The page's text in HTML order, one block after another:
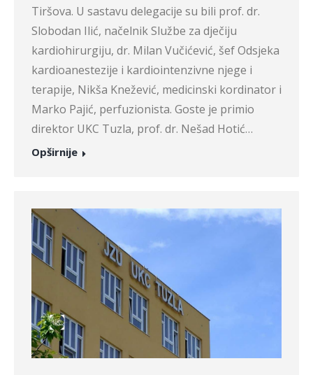
Tiršova. U sastavu delegacije su bili prof. dr.
Slobodan Ilić, načelnik Službe za dječiju
kardiohirurgiju, dr. Milan Vučićević, šef Odsjeka
kardioanestezije i kardiointenzivne njege i
terapije, Nikša Knežević, medicinski kordinator i
Marko Pajić, perfuzionista. Goste je primio
direktor UKC Tuzla, prof. dr. Nešad Hotić…
Opširnije